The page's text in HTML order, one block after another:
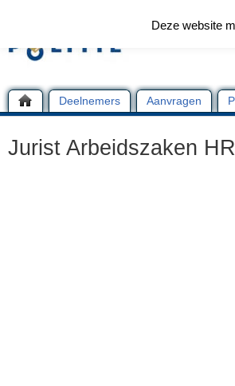
Deelnemers Aanvragen
Jurist Arbeidszaken
Deze website